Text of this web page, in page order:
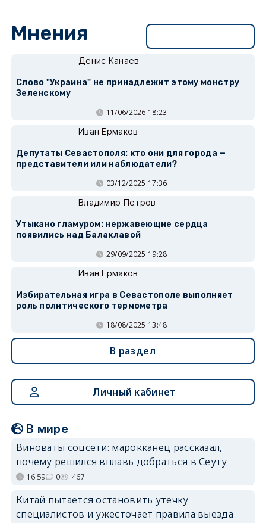
Мнения
Денис Канаев
Слово "Украина" не принадлежит этому монстру
Зеленскому
11/06/2026 18:23
Иван Ермаков
Депутаты Севастополя: кто они для города —
представители или наблюдатели?
03/12/2025 17:36
Владимир Петров
Утыкано гламуром: нержавеющие сердца
появились над Балаклавой
29/09/2025 19:28
Иван Ермаков
Избирательная игра в Севастополе выполняет
роль политического термометра
18/08/2025 13:48
В раздел
Личный кабинет
В мире
Виноваты соцсети: марокканец рассказал,
почему решился вплавь добраться в Сеуту
16:59 0 467
Китай пытается остановить утечку
специалистов и ужесточает правила выезда